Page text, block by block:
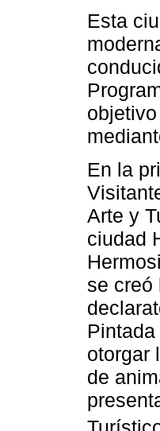
Esta
En la
Arte y
ciudad
se creó
otorgar
de